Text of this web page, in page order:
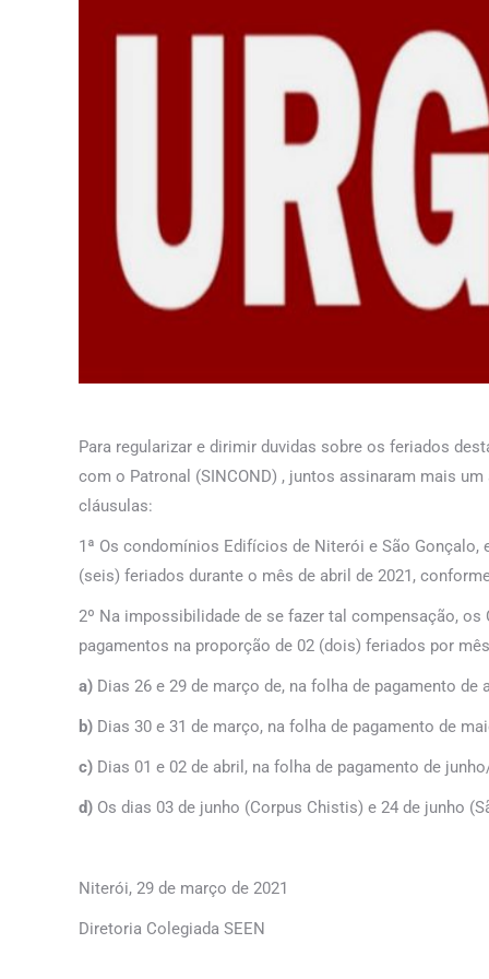
Para regularizar e dirimir duvidas sobre os feriados
com o Patronal (SINCOND) , juntos assinaram mais
cláusulas:
1ª Os condomínios Edifícios de Niterói e São
(seis) feriados durante o mês de abril de 2021,
2º Na impossibilidade de se fazer tal compensação,
pagamentos na proporção de 02 (dois) feriados por
a) Dias 26 e 29 de março de, na folha de pagamento de
b) Dias 30 e 31 de março, na folha de pagamento de
c) Dias 01 e 02 de abril, na folha de pagamento de
d) Os dias 03 de junho (Corpus Chistis) e 24 de junho
Niterói, 29 de março de 2021
Diretoria Colegiada SEEN